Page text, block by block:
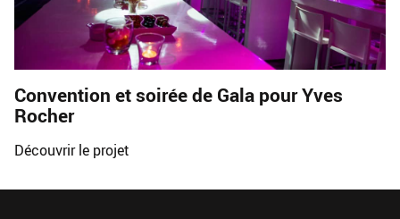
Convention et soirée de Gala pour Yves
Rocher
Découvrir le projet